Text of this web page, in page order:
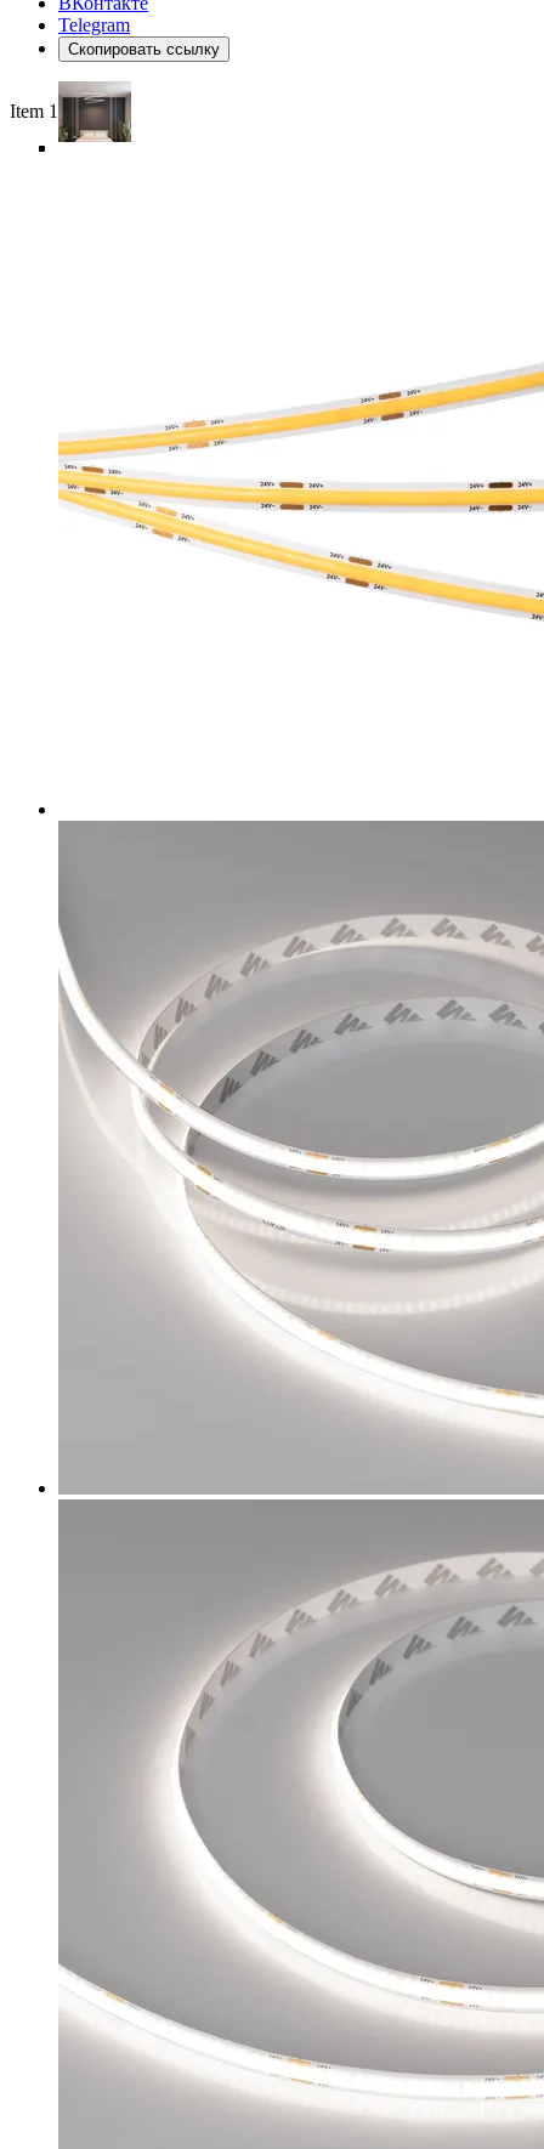
Telegram
Скопировать ссылку
Item 1 of 6